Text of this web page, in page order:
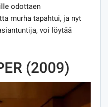
odottaen
murha tapahtui, ja nyt
voi löytää
(2009)